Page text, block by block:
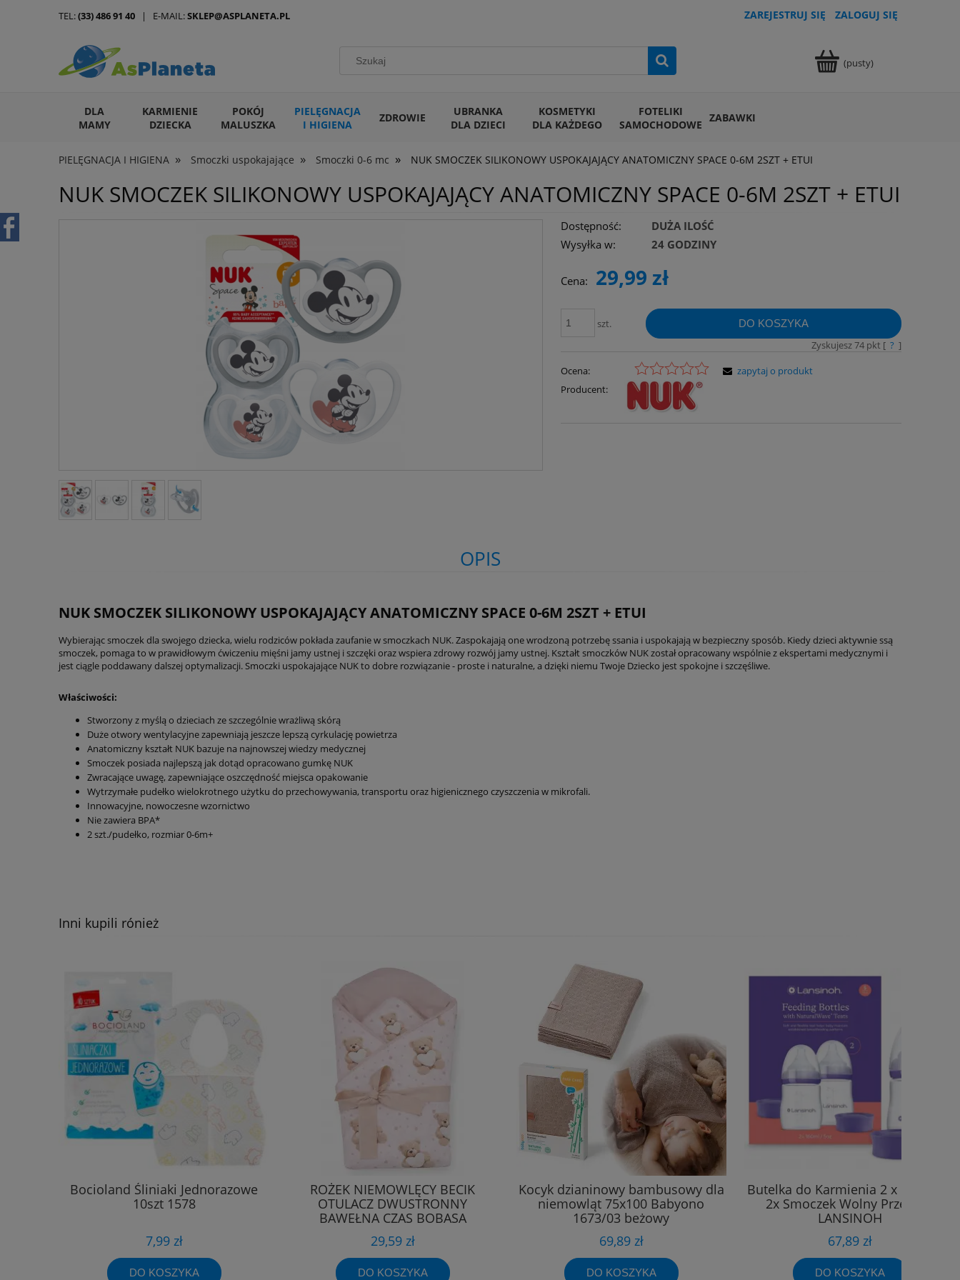
ZAREJESTRUJ SIĘ ZALOGUJ SIĘ
(pusty)
DLA
MAMY
KARMIENIE
DZIECKA
POKÓJ
MALUSZKA
PIELĘGNACJA
I HIGIENA
ZDROWIE
UBRANKA
DLA DZIECI
KOSMETYKI
DLA KAŻDEGO
FOTELIKI
SAMOCHODOWE ZABAWKI
ARTYKUŁY DLA ZWIERZĄT
PIELĘGNACJA I HIGIENA » Smoczki uspokajające » Smoczki 0-6 mc » NUK SMOCZEK SILIKONOWY USPOKAJAJĄCY ANATOMICZNY SPACE 0-6M 2SZT + ETUI
TEL:(33) 486 91 40 | E-MAIL:SKLEP@ASPLANETA.PL
NUK SMOCZEK SILIKONOWY USPOKAJAJĄCY ANATOMICZNY SPACE 0-6M 2SZT + ETUI
Dostępność:
DUŻA ILOŚĆ
Wysyłka w:
24 GODZINY
Cena: 29,99 zł
szt. DO KOSZYKA
Zyskujesz74pkt [ ? ]
Ocena:
Producent:
zapytaj o produkt
OPIS
NUK SMOCZEK SILIKONOWY USPOKAJAJĄCY ANATOMICZNY SPACE 0-6M 2SZT + ETUI
Wybierając smoczek dla swojego dziecka, wielu rodziców pokłada zaufanie w smoczkach NUK. Zaspokajają one wrodzoną potrzebę ssania i uspokajają w bezpieczny sposób. Kiedy dzieci aktywnie ssą
smoczek, pomaga to w prawidłowym ćwiczeniu mięśni jamy ustnej i szczęki oraz wspiera zdrowy rozwój jamy ustnej. Kształt smoczków NUK został opracowany wspólnie z ekspertami medycznymi i
jest ciągle poddawany dalszej optymalizacji. Smoczki uspokajające NUK to dobre rozwiązanie - proste i naturalne, a dzięki niemu Twoje Dziecko jest spokojne i szczęśliwe.
Właściwości:
Stworzony z myślą o dzieciach ze szczególnie wrażliwą skórą
Duże otwory wentylacyjne zapewniają jeszcze lepszą cyrkulację powietrza
Anatomiczny kształt NUK bazuje na najnowszej wiedzy medycznej
Smoczek posiada najlepszą jak dotąd opracowano gumkę NUK
Zwracające uwagę, zapewniające oszczędność miejsca opakowanie
Wytrzymałe pudełko wielokrotnego użytku do przechowywania, transportu oraz higienicznego czyszczenia w mikrofali.
Innowacyjne, nowoczesne wzornictwo
Nie zawiera BPA*
2 szt./pudełko, rozmiar 0-6m+
Inni kupili rónież
Bocioland Śliniaki Jednorazowe
10szt 1578
7,99 zł
DO KOSZYKA
ROŻEK NIEMOWLĘCY BECIK
OTULACZ DWUSTRONNY
BAWEŁNA CZAS BOBASA
29,59 zł
DO KOSZYKA
Kocyk dzianinowy bambusowy dla
niemowląt 75x100 Babyono
1673/03 beżowy
69,89 zł
DO KOSZYKA
Butelka do Karmienia 2 x 160 ml +
2x Smoczek Wolny Przepływ
LANSINOH
67,89 zł
DO KOSZYKA